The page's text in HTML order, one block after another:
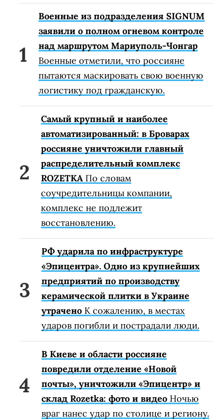
Военные из подразделения SIGNUM
заявили о полном огневом контроле
над маршрутом Мариуполь-Чонгар
Военные отметили, что россияне
пытаются маскировать свою военную
логистику под гражданскую.
Самый крупный и наиболее
автоматизированный: в Броварах
россияне уничтожили главный
распределительный комплекс
ROZETKA По словам
соучредительницы компании,
комплекс не подлежит
восстановлению.
РФ ударила по инфраструктуре
«Эпицентра». Одно из крупнейших
предприятий по производству
керамической плитки в Украине
утрачено К сожалению, в местах
ударов погибли и пострадали люди.
В Киеве и области россияне
повредили отделение «Новой
почты», уничтожили «Эпицентр» и
склад Rozetka: фото и видео Ночью
враг нанес удар по столице и региону.